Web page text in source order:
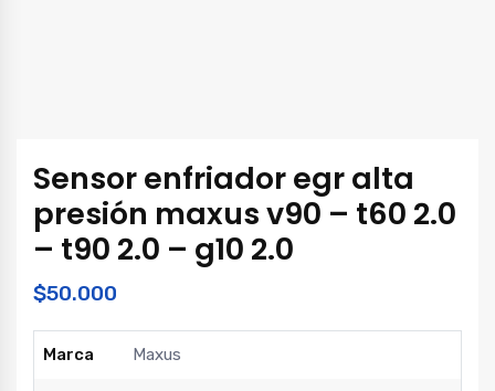
Sensor enfriador egr alta
presión maxus v90 – t60 2.0
– t90 2.0 – g10 2.0
$50.000
Marca Maxus